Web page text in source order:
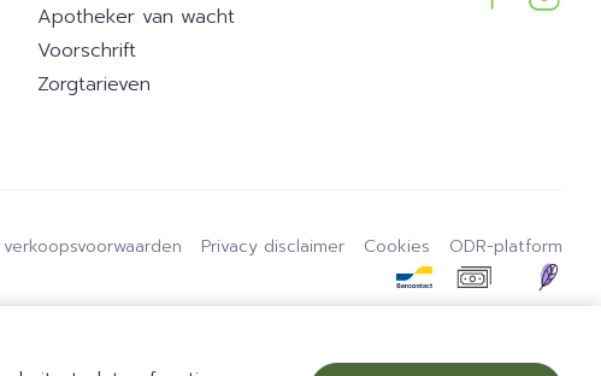
Apotheker van wacht
Voorschrift
Zorgtarieven
Privacy disclaimer Cookies ODR-platform